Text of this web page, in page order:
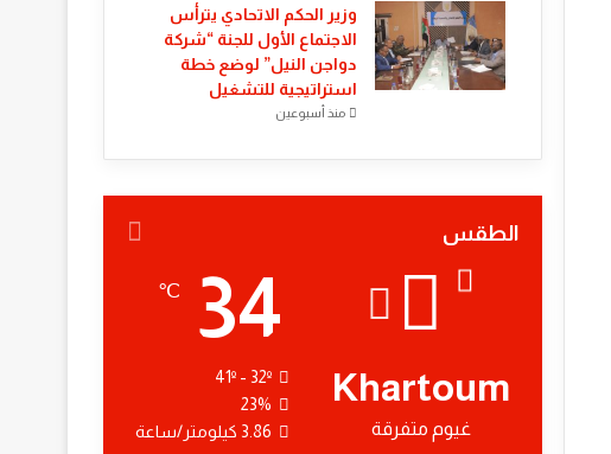
وزير الحكم الاتحادي يترأس
الاجتماع الأول للجنة “شركة
دواجن النيل” لوضع خطة
استراتيجية للتشغيل
منذ أسبوعين
الطقس
Khartoum
غيوم متفرقة
34
℃
41º - 32º
23%
3.86 كيلومتر/ساعة